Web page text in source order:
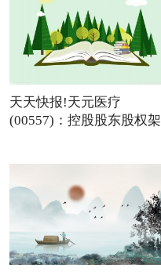
天天快报!天元医疗
(00557)：控股股东股权架